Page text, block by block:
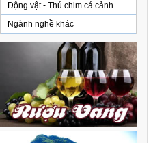
Động vật - Thú chim cá cảnh
Ngành nghề khác